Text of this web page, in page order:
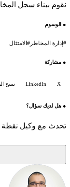
نقوم ببناء سجل
● الوسوم
# إدارة المخاطر # الامتثال
● مشاركة
X
LinkedIn نسخ
● هل لديك سؤال؟
تحدث مع وكيل نقطة